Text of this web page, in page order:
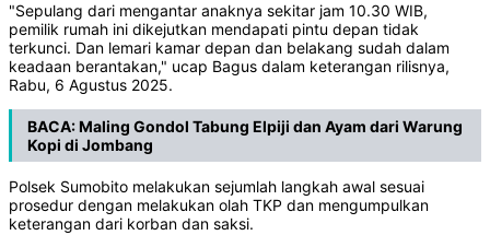
"Sepulang dari mengantar anaknya sekitar jam 10.30 WIB,
pemilik rumah ini dikejutkan mendapati pintu depan tidak
terkunci. Dan lemari kamar depan dan belakang sudah dalam
keadaan berantakan," ucap Bagus dalam keterangan rilisnya,
Rabu, 6 Agustus 2025.
BACA:Maling Gondol Tabung Elpiji dan Ayam dari Warung
Kopi di Jombang
Polsek Sumobito melakukan sejumlah langkah awal sesuai
prosedur dengan melakukan olah TKP dan mengumpulkan
keterangan dari korban dan saksi.